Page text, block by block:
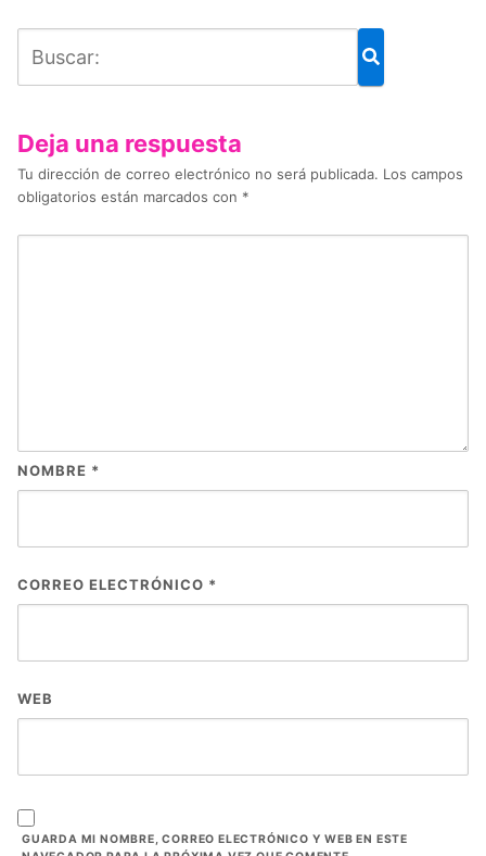
Deja una respuesta
Tu dirección de correo electrónico no será publicada. Los campos
obligatorios están marcados con *
NOMBRE *
CORREO ELECTRÓNICO *
WEB
GUARDA MI NOMBRE, CORREO ELECTRÓNICO Y WEB EN ESTE